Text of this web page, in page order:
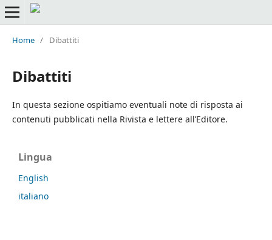
Home / Dibattiti
Dibattiti
In questa sezione ospitiamo eventuali note di risposta ai
contenuti pubblicati nella Rivista e lettere all’Editore.
Lingua
English
italiano